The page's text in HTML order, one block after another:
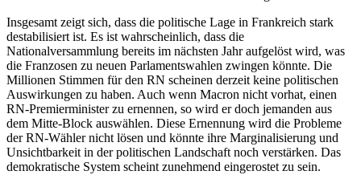
Insgesamt zeigt sich, dass die politische Lage in Frankreich stark
destabilisiert ist. Es ist wahrscheinlich, dass die
Nationalversammlung bereits im nächsten Jahr aufgelöst wird, was
die Franzosen zu neuen Parlamentswahlen zwingen könnte. Die
Millionen Stimmen für den RN scheinen derzeit keine politischen
Auswirkungen zu haben. Auch wenn Macron nicht vorhat, einen
RN-Premierminister zu ernennen, so wird er doch jemanden aus
dem Mitte-Block auswählen. Diese Ernennung wird die Probleme
der RN-Wähler nicht lösen und könnte ihre Marginalisierung und
Unsichtbarkeit in der politischen Landschaft noch verstärken. Das
demokratische System scheint zunehmend eingerostet zu sein.